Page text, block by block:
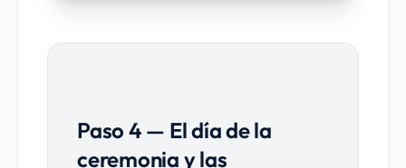
Paso 4 — El día de la
ceremonia y las